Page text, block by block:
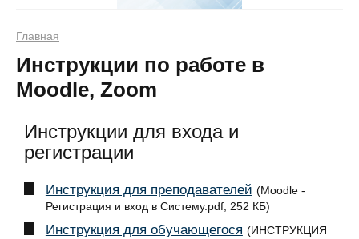
Главная
Инструкции по работе в
Moodle, Zoom
Инструкции для входа и
регистрации
Инструкция для преподавателей (Moodle -
Регистрация и вход в Систему.pdf, 252 КБ)
Инструкция для обучающегося (ИНСТРУКЦИЯ